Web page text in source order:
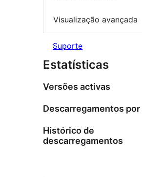
Visualização avançada
Suporte
Estatísticas
Versões activas
Descarregamentos por
Histórico de
descarregamentos